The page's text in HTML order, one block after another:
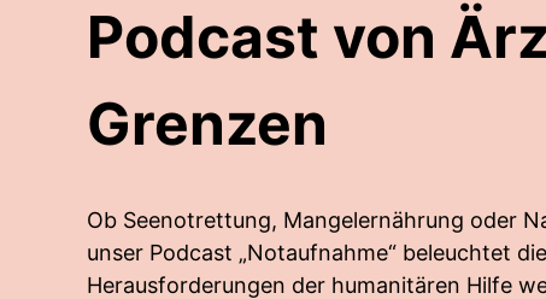
Podcast von
Grenzen
Ob Seenotrettung, Mangelernährung oder
unser Podcast „Notaufnahme“ beleuchtet
Herausforderungen der humanitären Hilfe